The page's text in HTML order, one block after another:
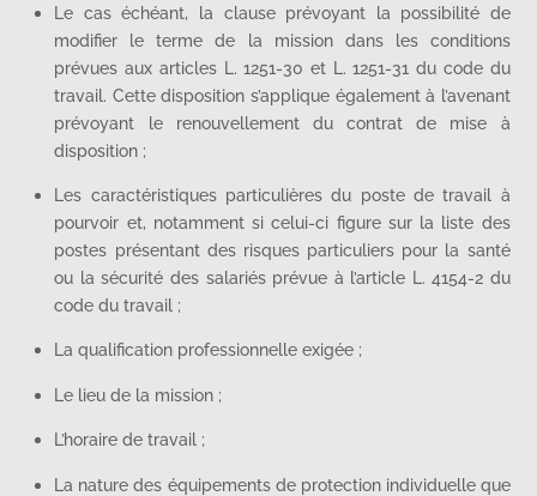
Le cas échéant, la clause prévoyant la possibilité de
modifier le terme de la mission dans les conditions
prévues aux articles L. 1251-30 et L. 1251-31 du code du
travail. Cette disposition s’applique également à l’avenant
prévoyant le renouvellement du contrat de mise à
disposition ;
Les caractéristiques particulières du poste de travail à
pourvoir et, notamment si celui-ci figure sur la liste des
postes présentant des risques particuliers pour la santé
ou la sécurité des salariés prévue à l’article L. 4154-2 du
code du travail ;
La qualification professionnelle exigée ;
Le lieu de la mission ;
L’horaire de travail ;
La nature des équipements de protection individuelle que